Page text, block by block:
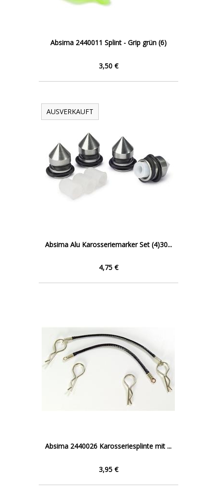
Absima 2440011 Splint - Grip grün (6)
3,50 €
AUSVERKAUFT
Absima Alu Karosseriemarker Set (4)30...
4,75 €
Absima 2440026 Karosseriesplinte mit ...
3,95 €